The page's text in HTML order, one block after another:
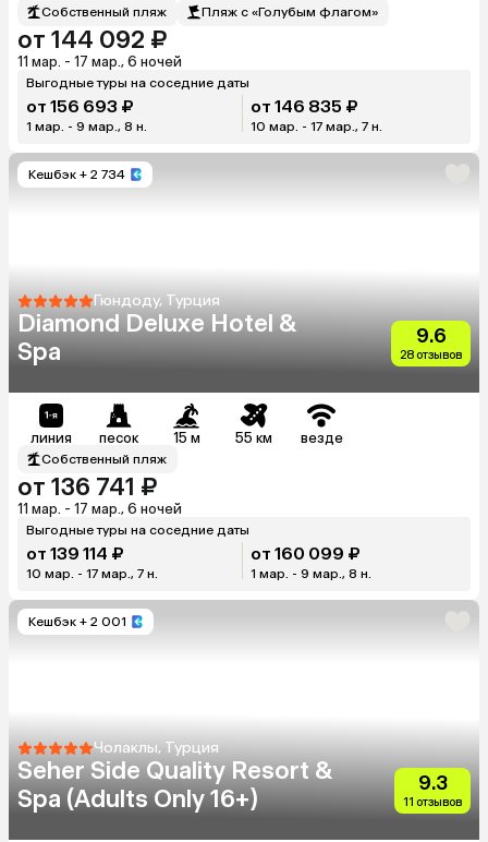
Собственный пляж Пляж с «Голубым флагом»
от 144 092 ₽
11 мар. - 17 мар., 6 ночей
Выгодные туры на соседние даты
от 156 693 ₽
1 мар. - 9 мар., 8 н.
от 146 835 ₽
10 мар. - 17 мар., 7 н.
Кешбэк + 2 734
Гюндоду, Турция
Diamond Deluxe Hotel &
Spa
9.6
28 отзывов
линия песок 15 м 55 км везде
Собственный пляж
от 136 741 ₽
11 мар. - 17 мар., 6 ночей
Выгодные туры на соседние даты
от 139 114 ₽
10 мар. - 17 мар., 7 н.
от 160 099 ₽
1 мар. - 9 мар., 8 н.
Кешбэк + 2 001
Чолаклы, Турция
Seher Side Quality Resort &
Spa (Adults Only 16+)
9.3
11 отзывов